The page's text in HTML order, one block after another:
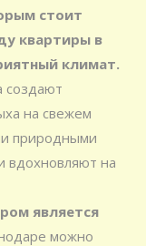
стоит
квартиры в
климат.
создают
на свежем
природными
вдохновляют на
является
можно